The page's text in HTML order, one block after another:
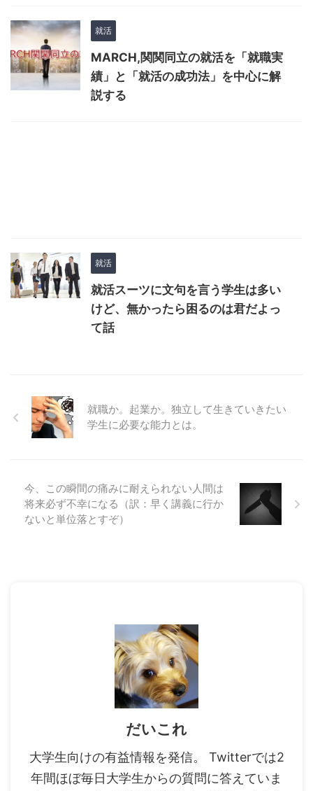
就活
MARCH,関関同立の就活を「就職実
績」と「就活の成功法」を中心に解
説する
就活
就活スーツに文句を言う学生は多い
けど、無かったら困るのは君だよっ
て話
就職か。起業か。独立して生きていきたい
学生に必要な能力とは。
今、この瞬間の痛みに耐えられない人間は
将来必ず不幸になる（訳：早く講義に行か
ないと単位落とすぞ）
だいこれ
大学生向けの有益情報を発信。 Twitterでは2
年間ほぼ毎日大学生からの質問に答えていま